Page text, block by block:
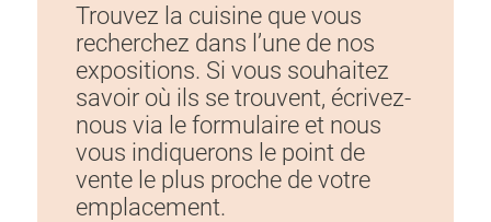
Trouvez la cuisine que vous
recherchez dans l’une de nos
expositions. Si vous souhaitez
savoir où ils se trouvent, écrivez-
nous via le formulaire et nous
vous indiquerons le point de
vente le plus proche de votre
emplacement.